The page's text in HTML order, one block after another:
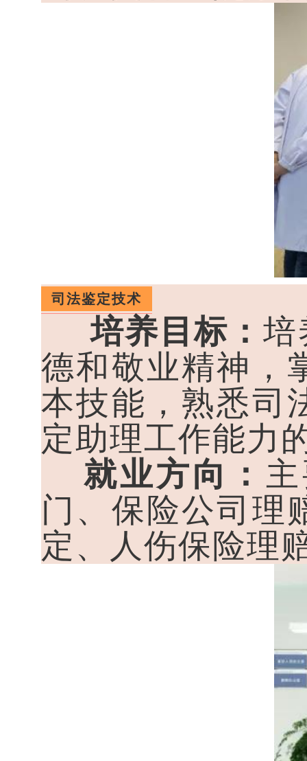
司法鉴定技术
培养目标： 培
德和敬业精神，
本技能，熟悉司
定助理工作能力
就业方向：
门、保险公司理
定、人伤保险理